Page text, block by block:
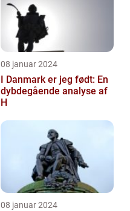
08 januar 2024
I Danmark er jeg født: En
dybdegående analyse af
H
08 januar 2024